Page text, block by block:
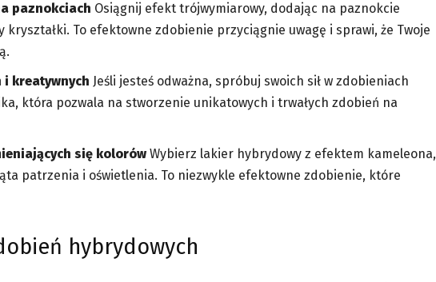
paznokciach Osiągnij efekt trójwymiarowy, dodając na paznokcie
To efektowne zdobienie przyciągnie uwagę i sprawi, że Twoje
i kreatywnych Jeśli jesteś odważna, spróbuj swoich sił w zdobieniach
która pozwala na stworzenie unikatowych i trwałych zdobień na
się kolorów Wybierz lakier hybrydowy z efektem kameleona,
patrzenia i oświetlenia. To niezwykle efektowne zdobienie, które
hybrydowych